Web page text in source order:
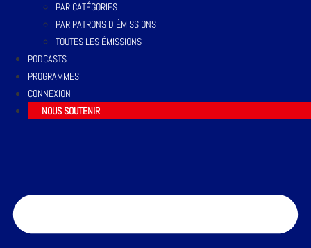
PAR CATÉGORIES
PAR PATRONS D’ÉMISSIONS
TOUTES LES ÉMISSIONS
PODCASTS
PROGRAMMES
CONNEXION
NOUS SOUTENIR